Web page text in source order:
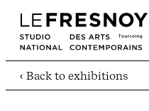
‹ Back to exhibitions